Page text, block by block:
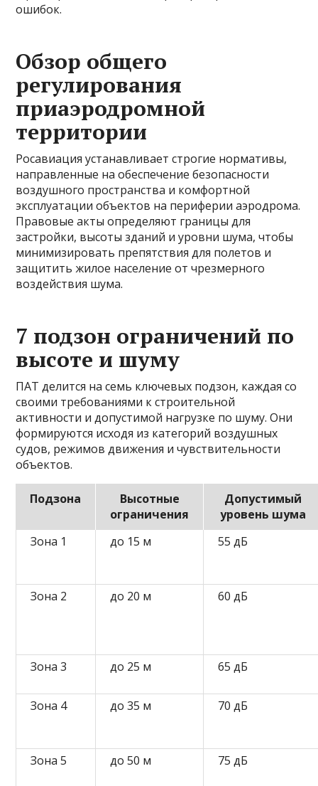
ошибок.
Обзор общего
регулирования
приаэродромной
территории
Росавиация устанавливает строгие нормативы,
направленные на обеспечение безопасности
воздушного пространства и комфортной
эксплуатации объектов на периферии аэродрома.
Правовые акты определяют границы для
застройки, высоты зданий и уровни шума, чтобы
минимизировать препятствия для полетов и
защитить жилое население от чрезмерного
воздействия шума.
7 подзон ограничений по
высоте и шуму
ПАТ делится на семь ключевых подзон, каждая со
своими требованиями к строительной
активности и допустимой нагрузке по шуму. Они
формируются исходя из категорий воздушных
судов, режимов движения и чувствительности
объектов.
Подзона
Высотные
ограничения
Допустимый
уровень шума
Зона 1
до 15 м 55 дБ
Зона 2 до 20 м 60 дБ
Зона 3 до 25 м 65 дБ
Зона 4 до 35 м 70 дБ
Зона 5 до 50 м 75 дБ